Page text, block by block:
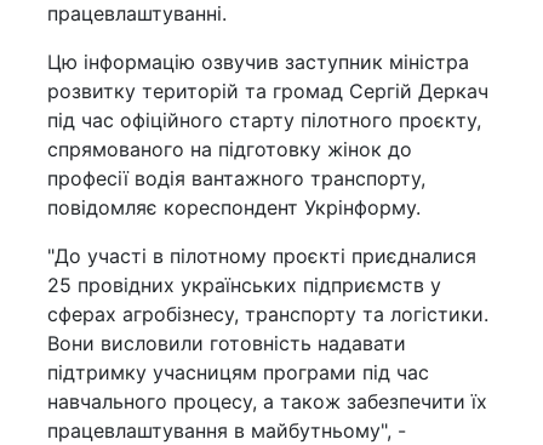
працевлаштуванні.
Цю інформацію озвучив заступник міністра
розвитку територій та громад Сергій Деркач
під час офіційного старту пілотного проєкту,
спрямованого на підготовку жінок до
професії водія вантажного транспорту,
повідомляє кореспондент Укрінформу.
"До участі в пілотному проєкті приєдналися
25 провідних українських підприємств у
сферах агробізнесу, транспорту та логістики.
Вони висловили готовність надавати
підтримку учасницям програми під час
навчального процесу, а також забезпечити їх
працевлаштування в майбутньому", -